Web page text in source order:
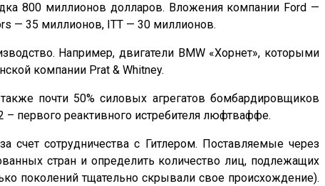
800 миллионов долларов. Вложения компании Ford —
— 35 миллионов, ITT — 30 миллионов.
Например, двигатели BMW «Хорнет», которыми
компании Prat & Whitney.
почти 50% силовых агрегатов бомбардировщиков
первого реактивного истребителя люфтваффе.
счет сотрудничества с Гитлером. Поставляемые через
стран и определить количество лиц, подлежащих
поколений тщательно скрывали свое происхождение).